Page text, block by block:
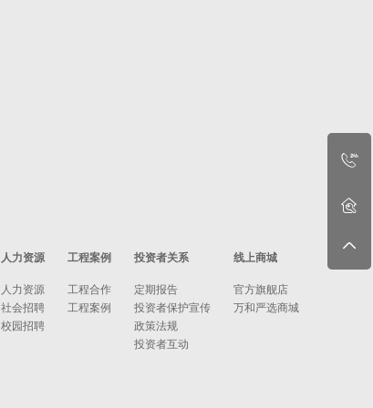
人力资源
人力资源
社会招聘
校园招聘
工程案例
工程合作
工程案例
投资者关系
定期报告
投资者保护宣传
政策法规
投资者互动
线上商城
官方旗舰店
万和严选商城